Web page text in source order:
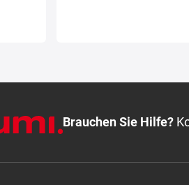
Brauchen Sie Hilfe?